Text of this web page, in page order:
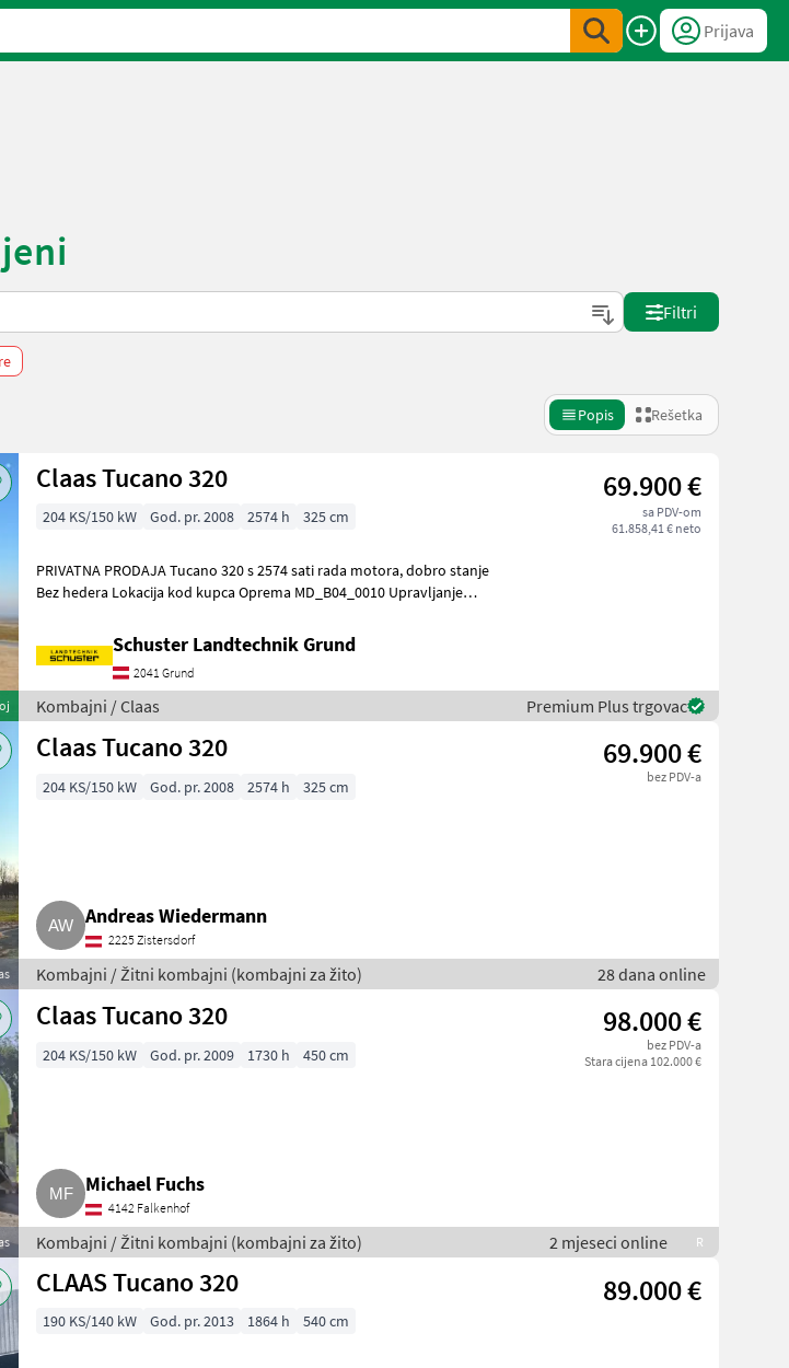
Prijava
Filtri
Popis Rešetka
Claas Tucano 320 69.900 €
sa PDV-om
61.858,41 € neto
204 KS/150 kW God. pr. 2008 2574 h 325 cm
PRIVATNA PRODAJA Tucano 320 s 2574 sati rada motora, dobro stanje
Bez hedera Lokacija kod kupca Oprema MD_B04_0010 Upravljanje
Schuster Landtechnik Grund
2041 Grund
Kombajni / Claas Premium Plus trgovac
Claas Tucano 320 69.900 €
bez PDV-a
204 KS/150 kW God. pr. 2008 2574 h 325 cm
Andreas Wiedermann
2225 Zistersdorf
Kombajni / Žitni kombajni (kombajni za žito) 28 dana online
Claas Tucano 320 98.000 €
bez PDV-a
Stara cijena 102.000 €
204 KS/150 kW God. pr. 2009 1730 h 450 cm
Michael Fuchs
4142 Falkenhof
Kombajni / Žitni kombajni (kombajni za žito) 2 mjeseci online R
CLAAS Tucano 320 89.000 €
190 KS/140 kW God. pr. 2013 1864 h 540 cm